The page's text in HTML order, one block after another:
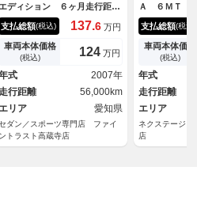
エディション ６ヶ月走行距離
制限保証付 ６速マニュア
ＳＤナビ 禁煙車 ＥＴ
Ｃ ＨＩＤヘッドライト フル
セグＴＶ ＵＳＢポート Ｂｌ
ｕｅｔｏｏｔｈ対応 シートヒ
ーター スマートキー 純正１
インチアルミホイール
支払総額(税込) 137.6 万円
車両本体価格
(税込) 124 万円
式
2007年
行距離
56,000km
エリア
愛知県
ダン／スポーツ専門店 ファイ
ントラスト高蔵寺店
Ａ ６ＭＴ 車
ルシュタイン
ントサスタワ
トリックＬ
チアルミホ
アクティブセ
ルディティ
キー
支払総額(税込)
車両本体価格
(税込)
年式
走行距離
エリア
ネクステージ
店